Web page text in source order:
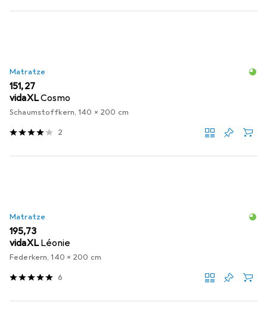
Matratze
EUR
151,27
vidaXLCosmo
Schaumstoffkern, 140 x 200 cm
2
Matratze
EUR
195,73
vidaXL Léonie
Federkern, 140 x 200 cm
6